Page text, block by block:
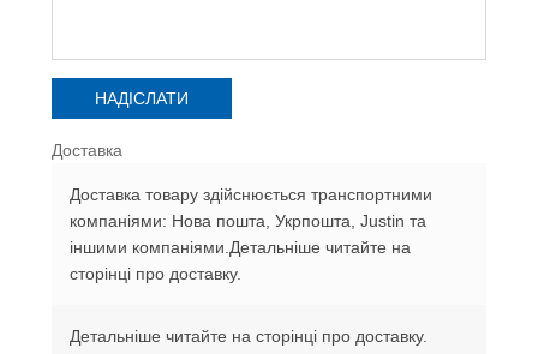
Доставка
Доставка товару здійснюється транспортними
компаніями: Нова пошта, Укрпошта, Justin та
іншими компаніями.Детальніше читайте на
сторінці про доставку.
Детальніше читайте на сторінці про доставку.